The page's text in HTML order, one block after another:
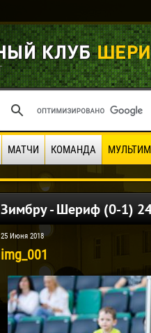
МАТЧИ КОМАНДА
Зимбру - Шериф (0-1)
25 Июня 2018
img_001